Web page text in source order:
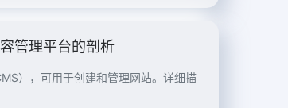
管理平台的剖析
），可用于创建和管理网站。详细描